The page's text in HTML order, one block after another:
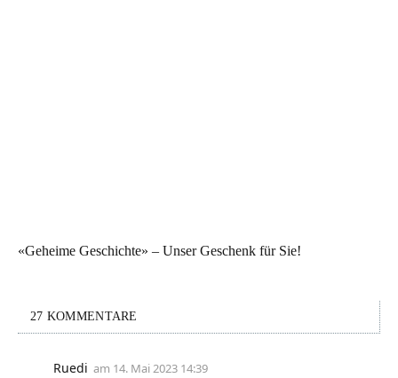
«Geheime Geschichte» – Unser Geschenk für Sie!
27 KOMMENTARE
Ruedi am 14. Mai 2023 14:39